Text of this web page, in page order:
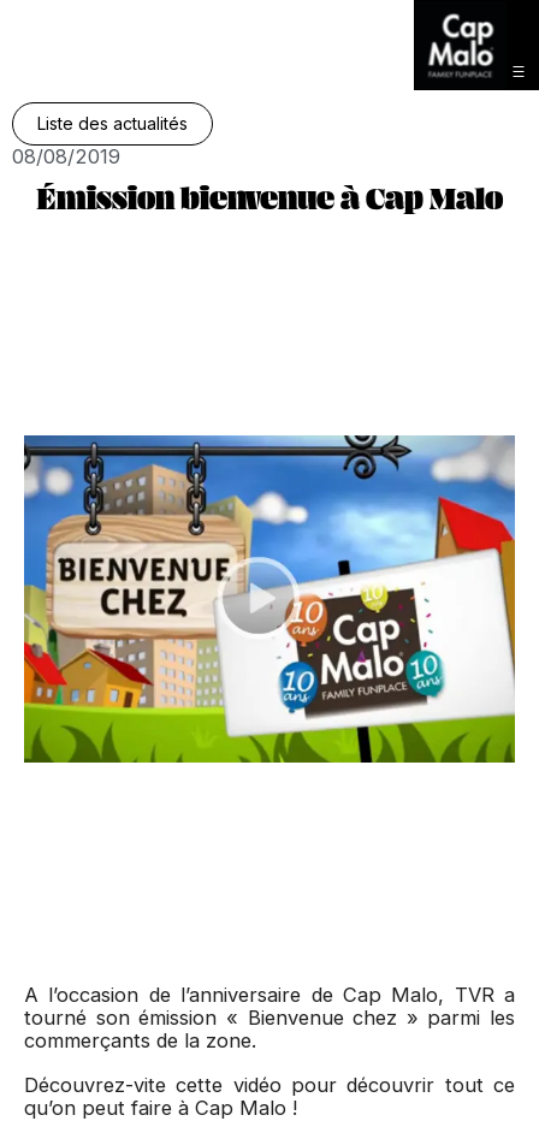
Liste des actualités
08/08/2019
Émission bienvenue à Cap Malo
A l’occasion de l’anniversaire de Cap Malo, TVR a
tourné son émission « Bienvenue chez » parmi les
commerçants de la zone.
Découvrez-vite cette vidéo pour découvrir tout ce
qu’on peut faire à Cap Malo !